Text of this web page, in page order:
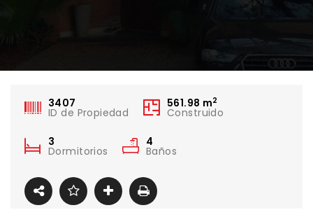
3407
ID de Propiedad
561.98 m2
Construido
3
Dormitorios
4
Baños